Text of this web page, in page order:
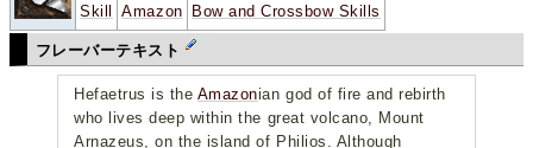
Skill Amazon Bow and Crossbow Skills
フレーバーテキスト
Hefaetrus is the Amazonian god of fire and rebirth
who lives deep within the great volcano, Mount
Arnazeus, on the island of Philios. Although